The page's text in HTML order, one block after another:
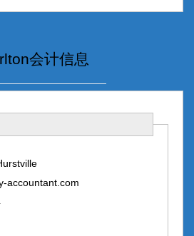
会计信息
accountant.com